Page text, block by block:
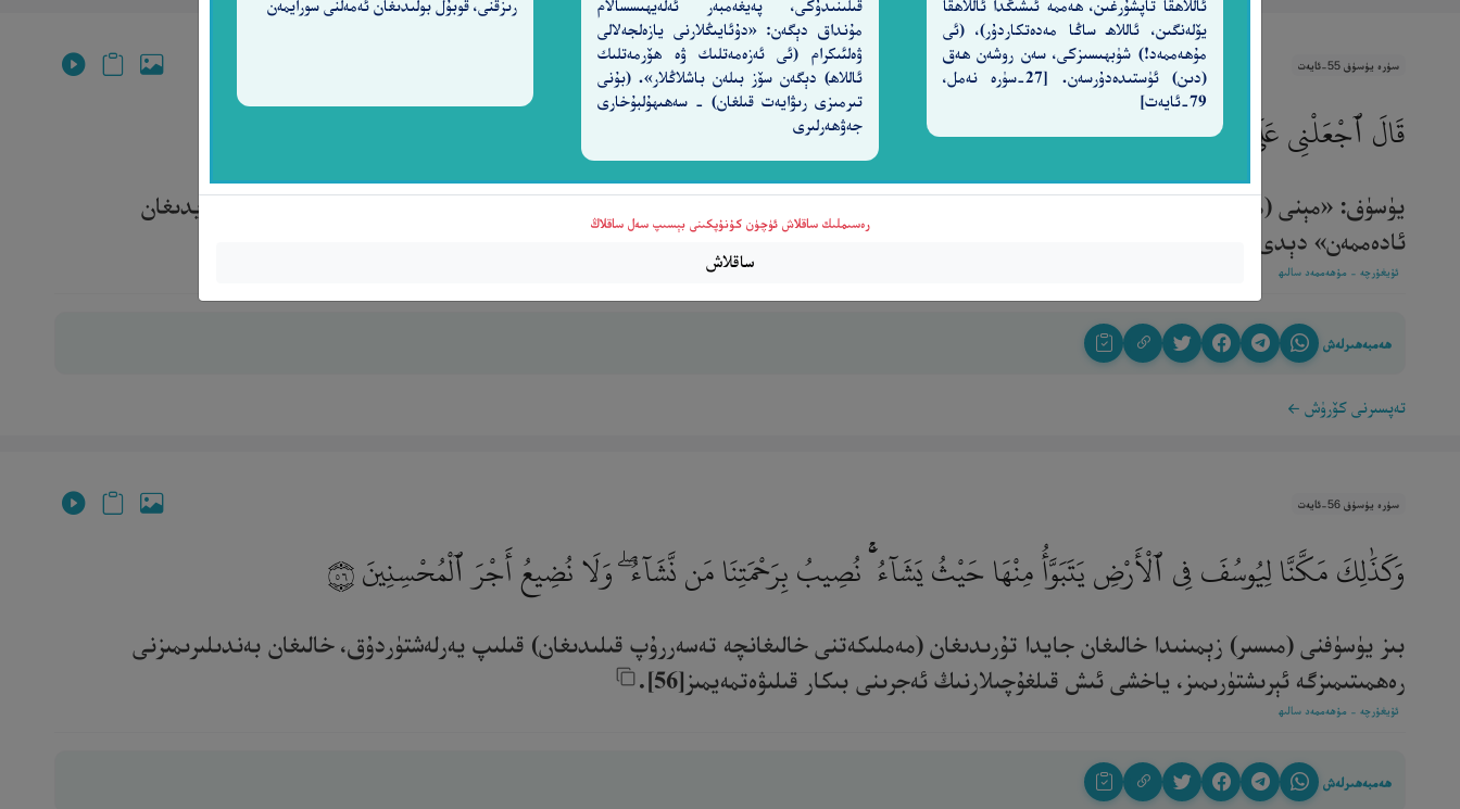
ئاللاھقا تاپشۇرغىن، ھەممە ئىشىڭدا ئاللاھقا
يۆلەنگىن، ئاللاھ ساڭا مەدەتكاردۇر)، (ئى
مۇھەممەد!) شۈبھىسىزكى، سەن روشەن ھەق
(دىن) ئۈستىدەدۇرسەن. [27-سۈرە نەمل،
79-ئايەت]
قىلىنىدۇكى، پەيغەمبەر ئەلەيھىسسالام
مۇنداق دېگەن: «دۇئايىڭلارنى يازەلجەلالى
ۋەلئىكرام (ئى ئەزەمەتلىك ۋە ھۆرمەتلىك
ئاللاھ) دېگەن سۆز بىلەن باشلاڭلار». (بۇنى
تىرمىزى رىۋايەت قىلغان) - سەھىھۇلبۇخارى
جەۋھەرلىرى
رىزقنى، قوبۇل بولىدىغان ئەمەلنى سورايمەن
رەسىملىك ساقلاش ئۈچۈن كۇنۇپكىنى بېسىپ سەل ساقلاڭ
ساقلاش
سۈرە يۈسۈف 55-ئايەت
قَالَ ٱجْعَلْنِى عَلَىٰ خَزَآئِنِ ٱلْأَرْضِ ۖ إِنِّى حَفِيظٌ عَلِيمٌ
يۈسۈف: «مېنى (مىسىر) زېمىنىنىڭ خەزىنىلىرىنى باشقۇرۇشقا قويغىن، مەن ھەقىقەتەن (ئۇنى باشقۇرۇش يوللىرىنى) بىلىدىغان، ئوبدان ساقلىيالايدىغان
ئادەممەن» دېدى[55].‎
ئۇيغۇرچە - مۇھەممەد سالىھ
ھەمبەھىرلەش
تەپسىرنى كۆرۈش
سۈرە يۈسۈف 56-ئايەت
وَكَذَٰلِكَ مَكَّنَّا لِيُوسُفَ فِى ٱلْأَرْضِ يَتَبَوَّأُ مِنْهَا حَيْثُ يَشَآءُ ۚ نُصِيبُ بِرَحْمَتِنَا مَن نَّشَآءُ ۖ وَلَا نُضِيعُ أَجْرَ ٱلْمُحْسِنِينَ ٥٦
بىز يۈسۈفنى (مىسىر) زېمىنىدا خالىغان جايدا تۇرىدىغان (مەملىكەتنى خالىغانچە تەسەررۇپ قىلىدىغان) قىلىپ يەرلەشتۈردۇق، خالىغان بەندىلىرىمىزنى
رەھمىتىمىزگە ئېرىشتۈرىمىز، ياخشى ئىش قىلغۇچىلارنىڭ ئەجرىنى بىكار قىلىۋەتمەيمىز[56].‎
ئۇيغۇرچە - مۇھەممەد سالىھ
ھەمبەھىرلەش